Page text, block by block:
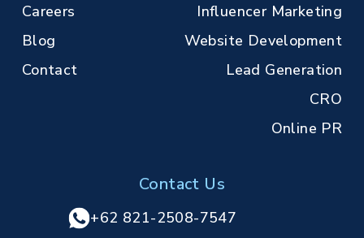
Careers
Blog
Contact
Influencer Marketing
Website Development
Lead Generation
CRO
Online PR
Contact Us
+62 821-2508-7547